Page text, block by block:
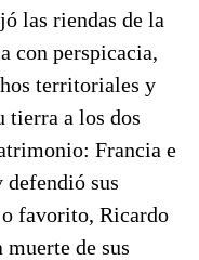
las riendas de la
con perspicacia,
territoriales y
tierra a los dos
Francia e
sus
favorito, Ricardo
de sus